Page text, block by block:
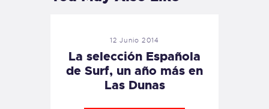
12 Junio 2014
La selección Española
de Surf, un año más en
Las Dunas